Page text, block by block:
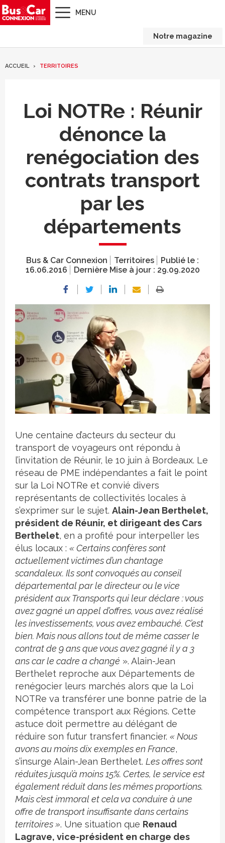
MENU
Notre magazine
ACCUEIL TERRITOIRES
Loi NOTRe : Réunir
dénonce la
renégociation des
contrats transport
par les
départements
Bus & Car Connexion Territoires
Publié le :
16.06.2016
Dernière Mise à jour : 29.09.2020
Crédit photo
Une centaine d’acteurs du secteur du
transport de voyageurs ont répondu à
l’invitation de Réunir, le 10 juin à Bordeaux. Le
réseau de PME indépendantes a fait le point
sur la Loi NOTRe et convié divers
représentants de collectivités locales à
s’exprimer sur le sujet. Alain-Jean Berthelet,
président de Réunir, et dirigeant des Cars
Berthelet, en a profité pour interpeller les
élus locaux : « Certains confères sont
actuellement victimes d’un chantage
scandaleux. Ils sont convoqués au conseil
départemental par le directeur ou le vice
président aux Transports qui leur déclare : vous
avez gagné un appel d’offres, vous avez réalisé
les investissements, vous avez embauché. C’est
bien. Mais nous allons tout de même casser le
contrat de 9 ans que vous avez gagné il y a 3
ans car le cadre a changé ». Alain-Jean
Berthelet reproche aux Départements de
renégocier leurs marchés alors que la Loi
NOTRe va transférer une bonne patrie de la
compétence transport aux Régions. Cette
astuce doit permettre au délégant de
réduire son futur transfert financier. « Nous
avons au moins dix exemples en France,
s’insurge Alain-Jean Berthelet. Les offres sont
réduites jusqu’à moins 15%. Certes, le service est
également réduit dans les mêmes proportions.
Mais c’est immoral et cela va conduire à une
offre de transport insuffisante dans certains
territoires ». Une situation que Renaud
Lagrave, vice-président en charge des